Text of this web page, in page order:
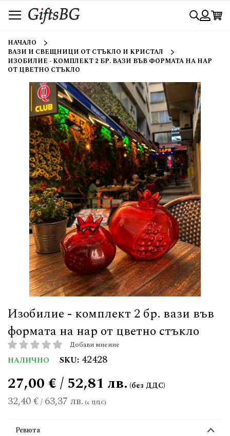
към
съдържанието
Търси
НАЧАЛО
ВАЗИ И СВЕЩНИЦИ ОТ СТЪКЛО И КРИСТАЛ
ИЗОБИЛИЕ - КОМПЛЕКТ 2 БР. ВАЗИ ВЪВ ФОРМАТА НА НАР
ОТ ЦВЕТНО СТЪКЛО
Изобилие - комплект 2 бр. вази във
формата на нар от цветно стъкло
рейтинг: Добави мнение
НАЛИЧНО SKU 42428
32,40 €/ 63,37 лв.
27,00 € / 52,81 лв.
Ревюта